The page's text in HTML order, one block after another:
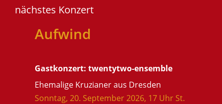
nächstes Konzert
Aufwind
Gastkonzert: twentytwo-ensemble
Ehemalige Kruzianer aus Dresden
Sonntag, 20. September 2026, 17 Uhr St.